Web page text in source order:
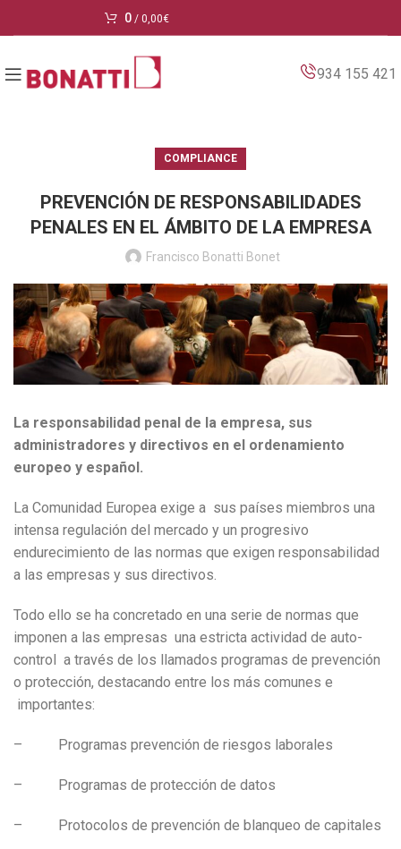
0 / 0,00€
934 155 421
COMPLIANCE
PREVENCIÓN DE RESPONSABILIDADES
PENALES EN EL ÁMBITO DE LA EMPRESA
Francisco Bonatti Bonet
La responsabilidad penal de la empresa, sus
administradores y directivos en el ordenamiento
europeo y español.
La Comunidad Europea exige a sus países miembros una
intensa regulación del mercado y un progresivo
endurecimiento de las normas que exigen responsabilidad
a las empresas y sus directivos.
Todo ello se ha concretado en una serie de normas que
imponen a las empresas una estricta actividad de auto-
control a través de los llamados programas de prevención
o protección, destacando entre los más comunes e
importantes:
– Programas prevención de riesgos laborales
– Programas de protección de datos
– Protocolos de prevención de blanqueo de capitales